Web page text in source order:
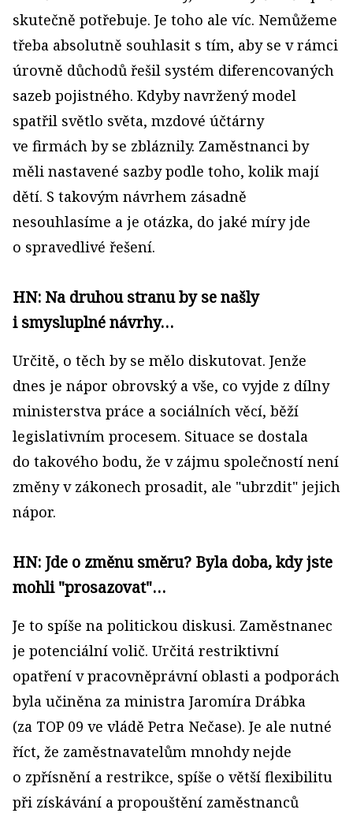
skutečně potřebuje. Je toho ale víc. Nemůžeme
třeba absolutně souhlasit s tím, aby se v rámci
úrovně důchodů řešil systém diferencovaných
sazeb pojistného. Kdyby navržený model
spatřil světlo světa, mzdové účtárny
ve firmách by se zbláznily. Zaměstnanci by
měli nastavené sazby podle toho, kolik mají
dětí. S takovým návrhem zásadně
nesouhlasíme a je otázka, do jaké míry jde
o spravedlivé řešení.
HN: Na druhou stranu by se našly
i smysluplné návrhy…
Určitě, o těch by se mělo diskutovat. Jenže
dnes je nápor obrovský a vše, co vyjde z dílny
ministerstva práce a sociálních věcí, běží
legislativním procesem. Situace se dostala
do takového bodu, že v zájmu společností není
změny v zákonech prosadit, ale "ubrzdit" jejich
nápor.
HN: Jde o změnu směru? Byla doba, kdy jste
mohli "prosazovat"…
Je to spíše na politickou diskusi. Zaměstnanec
je potenciální volič. Určitá restriktivní
opatření v pracovněprávní oblasti a podporách
byla učiněna za ministra Jaromíra Drábka
(za TOP 09 ve vládě Petra Nečase). Je ale nutné
říct, že zaměstnavatelům mnohdy nejde
o zpřísnění a restrikce, spíše o větší flexibilitu
při získávání a propouštění zaměstnanců